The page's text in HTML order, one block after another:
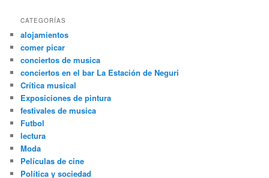
CATEGORÍAS
alojamientos
comer picar
conciertos de musica
conciertos en el bar La Estación de Neguri
Crítica musical
Exposiciones de pintura
festivales de musica
Futbol
lectura
Moda
Películas de cine
Política y sociedad